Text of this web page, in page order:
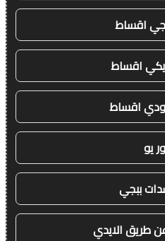
اقساط
اقساط
اقساط
يو
ببجي
طريق الايدي